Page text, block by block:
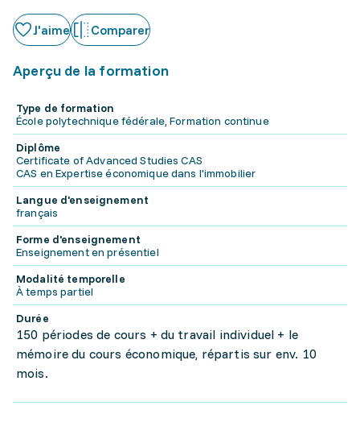
J'aime Comparer
Aperçu de la formation
Type de formation
École polytechnique fédérale, Formation continue
Diplôme
Certificate of Advanced Studies CAS
CAS en Expertise économique dans l'immobilier
Langue d'enseignement
français
Forme d'enseignement
Enseignement en présentiel
Modalité temporelle
À temps partiel
Durée
150 périodes de cours + du travail individuel + le
mémoire du cours économique, répartis sur env. 10
mois.